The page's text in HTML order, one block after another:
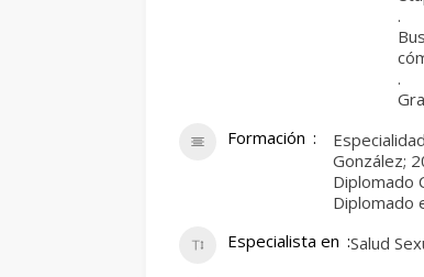
.
.
Formación
González;
Diplomado
Diplomado
Especialista en Salud